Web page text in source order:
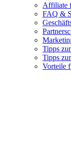
Affiliate
FAQ &
Tipps
Tipps
Vorteile